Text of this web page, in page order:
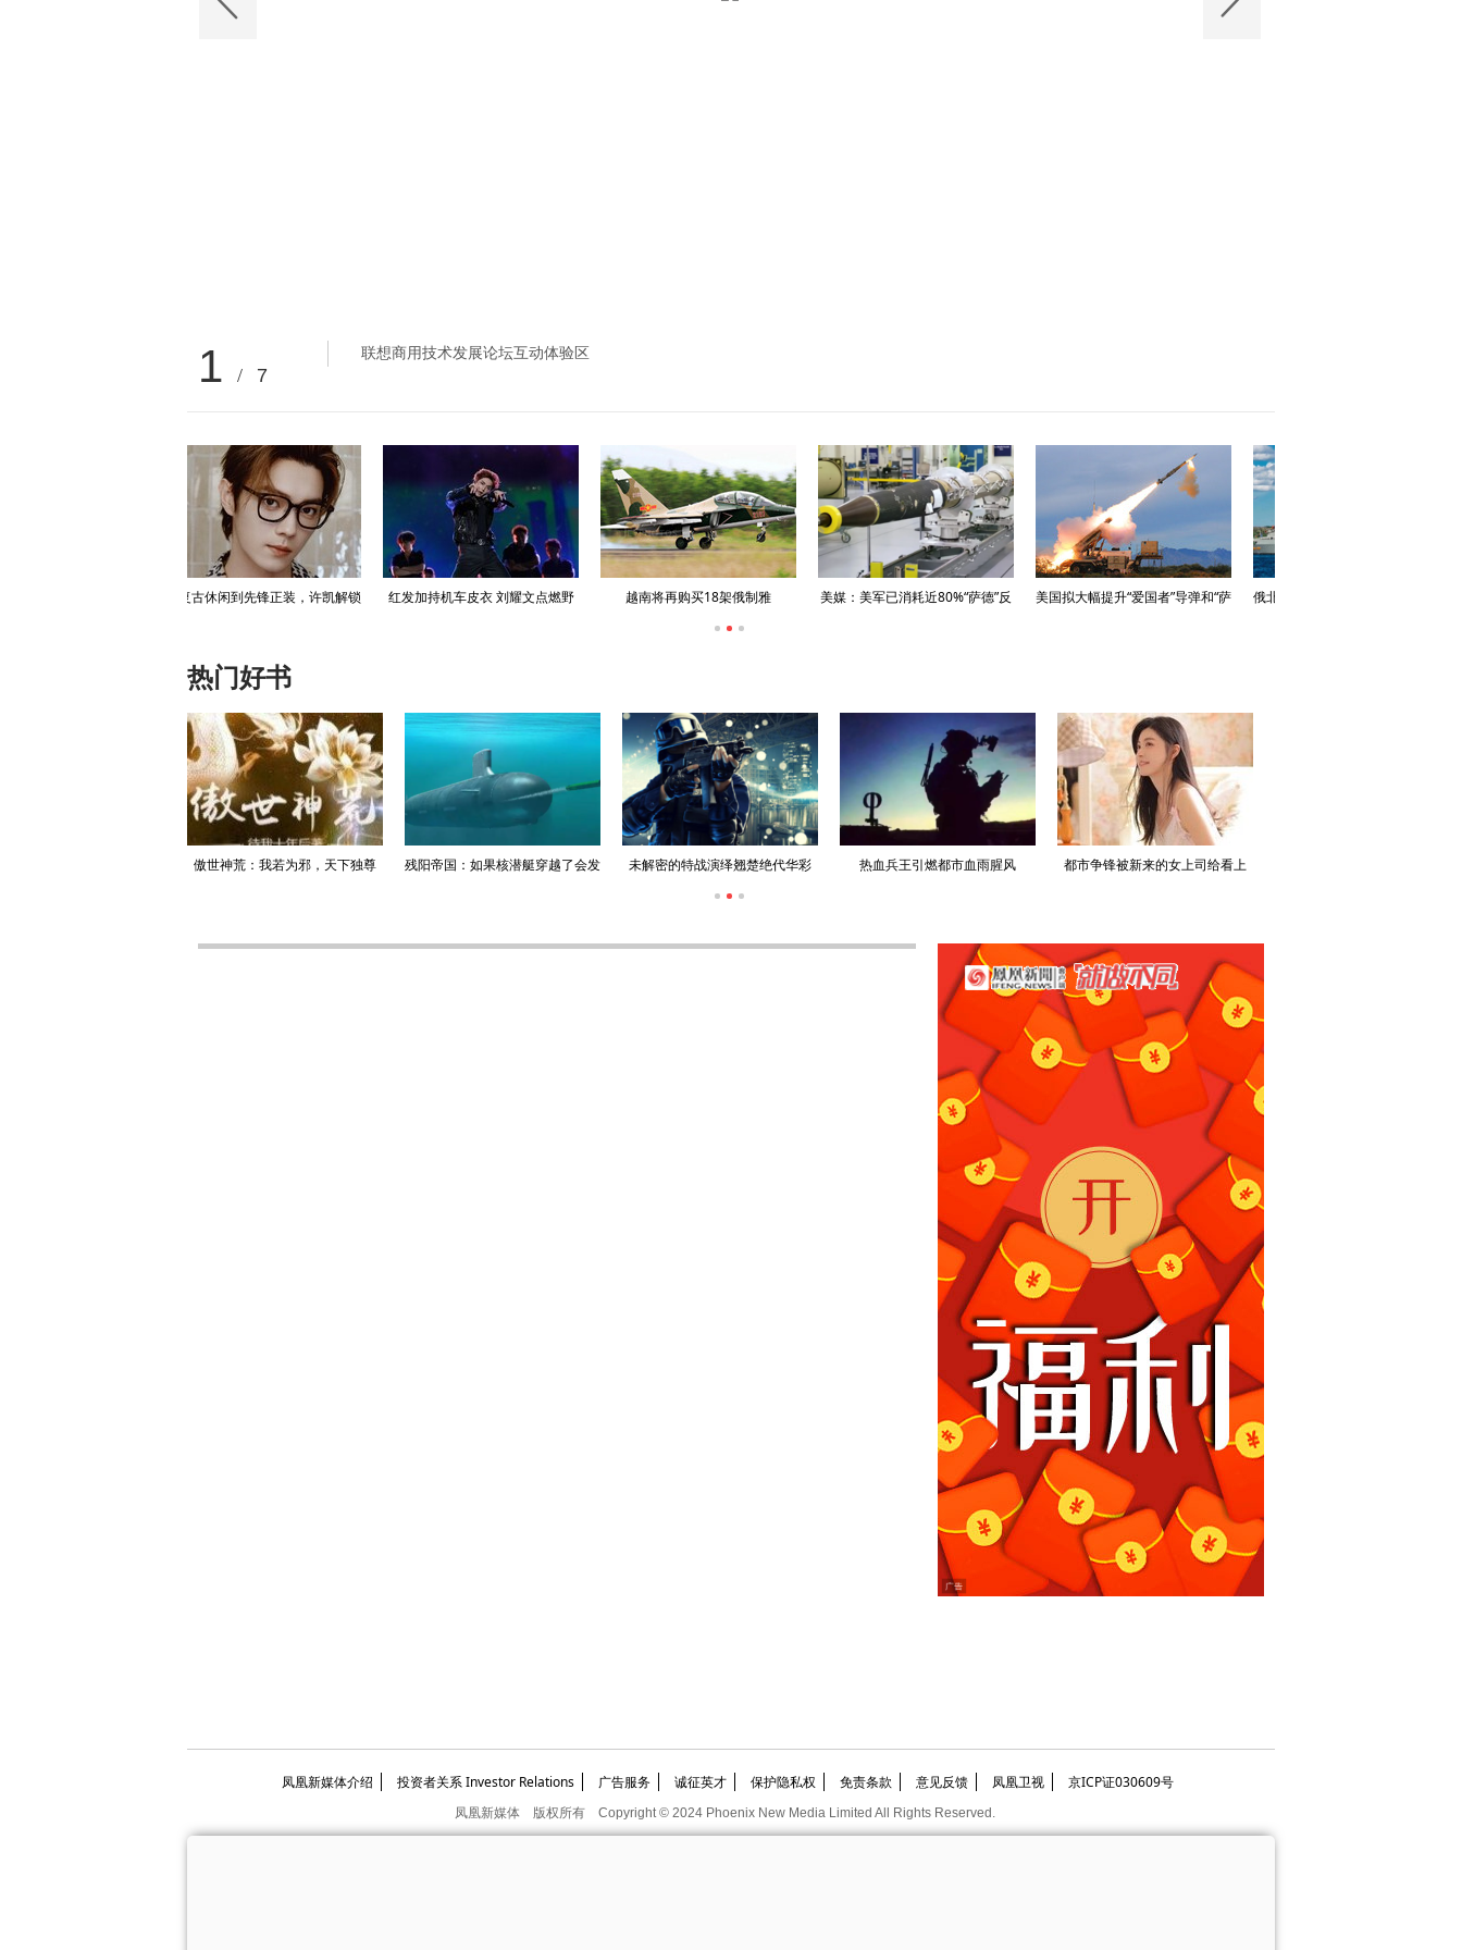
1 / 7
联想商用技术发展论坛互动体验区
美媒：美军已消耗近80%“萨德”反
美国拟大幅提升“爱国者”导弹和“萨
俄北方舰队在巴伦之海军演，导弹
巡洋舰领衔
漫步城市霓虹夜色，杨紫演绎复古
黑长直配烟熏妆熟女气质拉满，这
美军称已部署一架重型运输直升机
热门好书
傲世神荒：我若为邪，天下独尊
残阳帝国：如果核潜艇穿越了会发
未解密的特战演绎翘楚绝代华彩 热血兵王引燃都市血雨腥风 都市争锋被新来的女上司给看上
凤凰新媒体介绍 投资者关系 Investor Relations 广告服务 诚征英才 保护隐私权 免责条款 意见反馈 凤凰卫视 京ICP证030609号
凤凰新媒体 版权所有 Copyright © 2024 Phoenix New Media Limited All Rights Reserved.